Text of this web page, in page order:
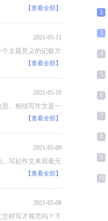
【查看全部】
2021-05-11
主题意义的记叙方
【查看全部】
2021-05-10
。相信写作文是一
【查看全部】
2021-05-09
写起作文来就毫无
【查看全部】
2021-05-08
样写才规范吗？下
2
3
4
5
6
7
8
9
10